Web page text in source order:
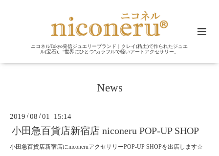
ニコネルTokyo発信ジュエリーブランド｜クレイ(粘土)で作られたジュエ
ル(宝石)。“世界にひとつ”カラフルで軽いアートアクセサリー。
News
2019 /08 /01 15:14
小田急百貨店新宿店 niconeru POP-UP SHOP
小田急百貨店新宿店にniconeruアクセサリーPOP-UP SHOPを出店します☆